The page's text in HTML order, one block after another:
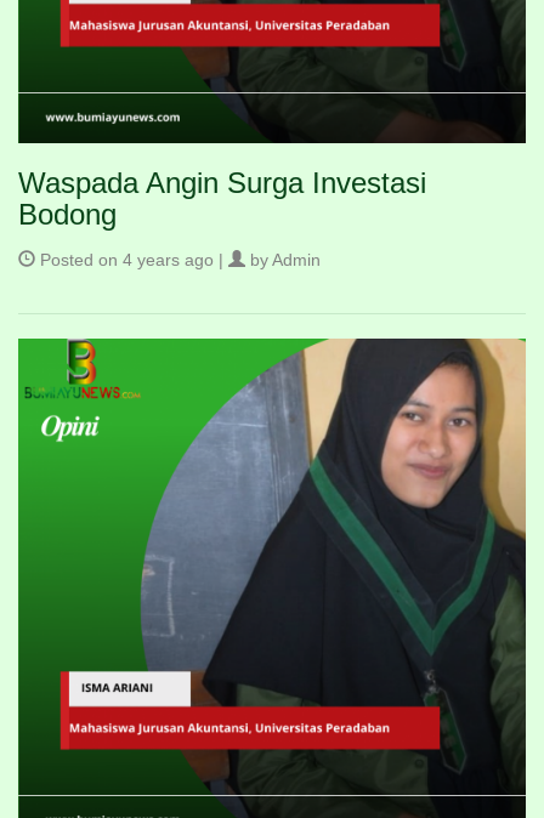
Waspada Angin Surga Investasi
Bodong
Posted on 4 years ago | by Admin